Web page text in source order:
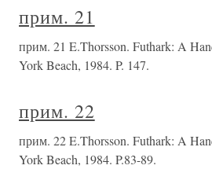
прим. 21
прим. 21 E.Thorsson. Futhark: A
York Beach, 1984. P. 147.
прим. 22
прим. 22 E.Thorsson. Futhark: A
York Beach, 1984. P.83-89.